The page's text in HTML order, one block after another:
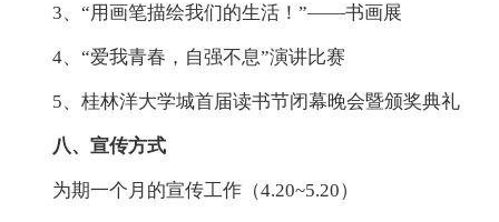
3、“用画笔描绘我们的生活！”——书画展
4、“爱我青春，自强不息”演讲比赛
5、桂林洋大学城首届读书节闭幕晚会暨颁奖典礼
八、宣传方式
为期一个月的宣传工作（4.20~5.20）